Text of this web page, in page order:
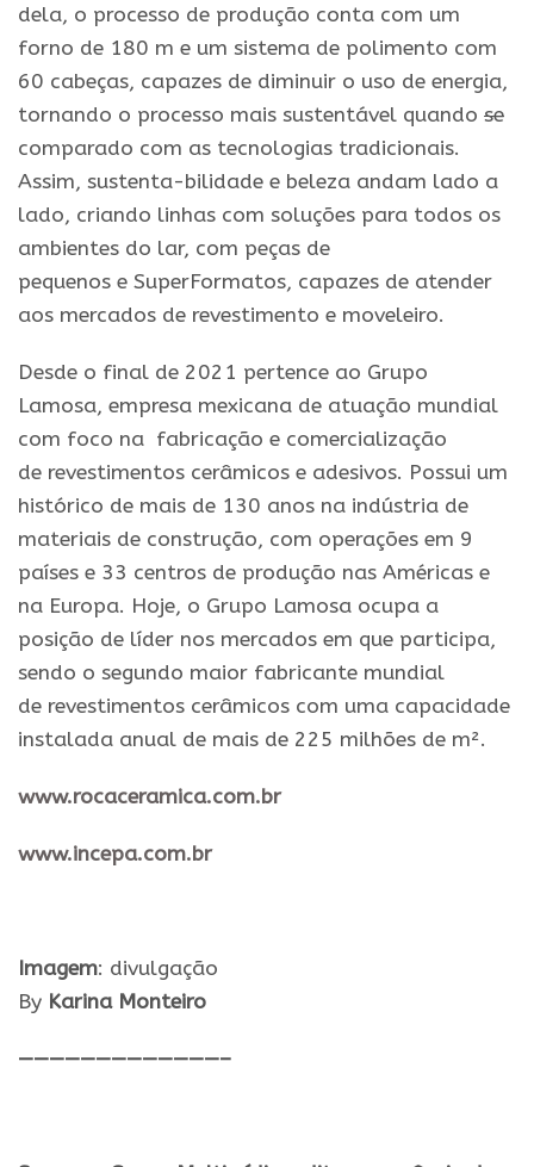
dela, o processo de produção conta com um
forno de 180 m e um sistema de polimento com
60 cabeças, capazes de diminuir o uso de energia,
tornando o processo mais sustentável quando se
comparado com as tecnologias tradicionais.
Assim, sustenta-bilidade e beleza andam lado a
lado, criando linhas com soluções para todos os
ambientes do lar, com peças de
pequenos e SuperFormatos, capazes de atender
aos mercados de revestimento e moveleiro.
Desde o final de 2021 pertence ao Grupo
Lamosa, empresa mexicana de atuação mundial
com foco na fabricação e comercialização
de revestimentos cerâmicos e adesivos. Possui um
histórico de mais de 130 anos na indústria de
materiais de construção, com operações em 9
países e 33 centros de produção nas Américas e
na Europa. Hoje, o Grupo Lamosa ocupa a
posição de líder nos mercados em que participa,
sendo o segundo maior fabricante mundial
de revestimentos cerâmicos com uma capacidade
instalada anual de mais de 225 milhões de m².
www.rocaceramica.com.br
www.incepa.com.br
Imagem: divulgação
By Karina Monteiro
—————————————–